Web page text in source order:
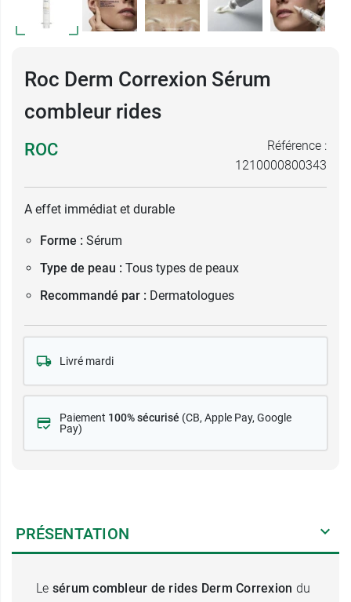
Roc Derm Correxion Sérum
combleur rides
ROC
Référence :
1210000800343
A effet immédiat et durable
Forme : Sérum
Type de peau : Tous types de peaux
Recommandé par : Dermatologues
Livré mardi
Paiement 100% sécurisé (CB, Apple Pay, Google
Pay)
PRÉSENTATION
Le sérum combleur de rides Derm Correxion du